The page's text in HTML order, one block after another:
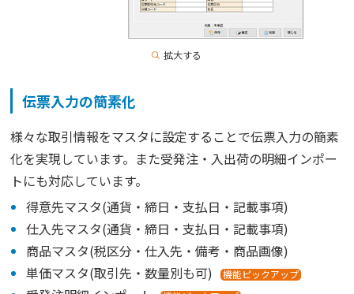
拡大する
伝票入力の簡素化
様々な取引情報をマスタに設定することで伝票入力の簡素
化を実現しています。また受発注・入出荷の明細インポー
トにも対応しています。
得意先マスタ(通貨・締日・支払日・記載事項)
仕入先マスタ(通貨・締日・支払日・記載事項)
商品マスタ(税区分・仕入先・備考・商品画像)
単価マスタ(取引先・数量別も可)
機能ピックアップ